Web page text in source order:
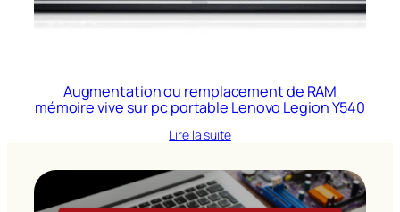
Augmentation ou remplacement de RAM
mémoire vive sur pc portable Lenovo Legion Y540
Lire la suite